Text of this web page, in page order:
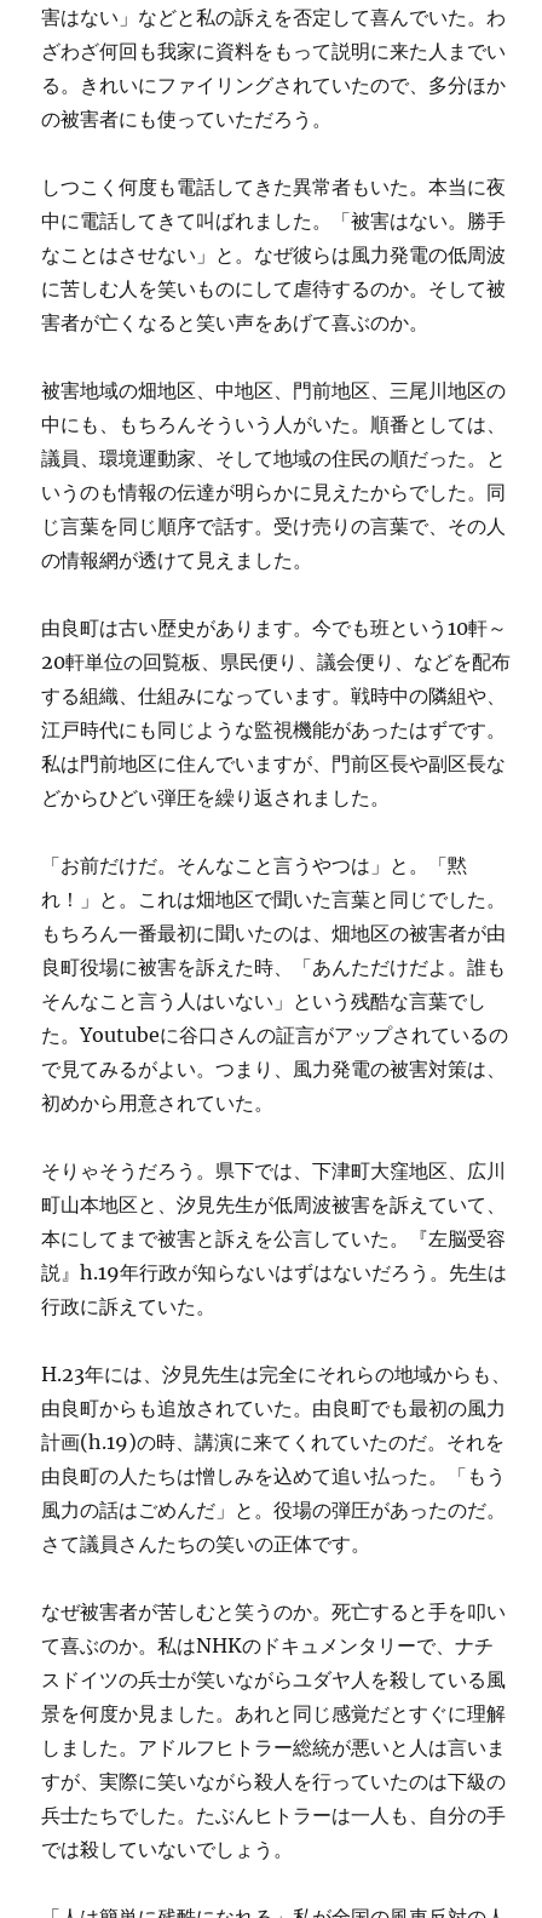
害はない」などと私の訴えを否定して喜んでいた。わ
ざわざ何回も我家に資料をもって説明に来た人までい
る。きれいにファイリングされていたので、多分ほか
の被害者にも使っていただろう。
しつこく何度も電話してきた異常者もいた。本当に夜
中に電話してきて叫ばれました。「被害はない。勝手
なことはさせない」と。なぜ彼らは風力発電の低周波
に苦しむ人を笑いものにして虐待するのか。そして被
害者が亡くなると笑い声をあげて喜ぶのか。
被害地域の畑地区、中地区、門前地区、三尾川地区の
中にも、もちろんそういう人がいた。順番としては、
議員、環境運動家、そして地域の住民の順だった。と
いうのも情報の伝達が明らかに見えたからでした。同
じ言葉を同じ順序で話す。受け売りの言葉で、その人
の情報網が透けて見えました。
由良町は古い歴史があります。今でも班という10軒～
20軒単位の回覧板、県民便り、議会便り、などを配布
する組織、仕組みになっています。戦時中の隣組や、
江戸時代にも同じような監視機能があったはずです。
私は門前地区に住んでいますが、門前区長や副区長な
どからひどい弾圧を繰り返されました。
「お前だけだ。そんなこと言うやつは」と。「黙
れ！」と。これは畑地区で聞いた言葉と同じでした。
もちろん一番最初に聞いたのは、畑地区の被害者が由
良町役場に被害を訴えた時、「あんただけだよ。誰も
そんなこと言う人はいない」という残酷な言葉でし
た。Youtubeに谷口さんの証言がアップされているの
で見てみるがよい。つまり、風力発電の被害対策は、
初めから用意されていた。
そりゃそうだろう。県下では、下津町大窪地区、広川
町山本地区と、汐見先生が低周波被害を訴えていて、
本にしてまで被害と訴えを公言していた。『左脳受容
説』h.19年行政が知らないはずはないだろう。先生は
行政に訴えていた。
H.23年には、汐見先生は完全にそれらの地域からも、
由良町からも追放されていた。由良町でも最初の風力
計画(h.19)の時、講演に来てくれていたのだ。それを
由良町の人たちは憎しみを込めて追い払った。「もう
風力の話はごめんだ」と。役場の弾圧があったのだ。
さて議員さんたちの笑いの正体です。
なぜ被害者が苦しむと笑うのか。死亡すると手を叩い
て喜ぶのか。私はNHKのドキュメンタリーで、ナチ
スドイツの兵士が笑いながらユダヤ人を殺している風
景を何度か見ました。あれと同じ感覚だとすぐに理解
しました。アドルフヒトラー総統が悪いと人は言いま
すが、実際に笑いながら殺人を行っていたのは下級の
兵士たちでした。たぶんヒトラーは一人も、自分の手
では殺していないでしょう。